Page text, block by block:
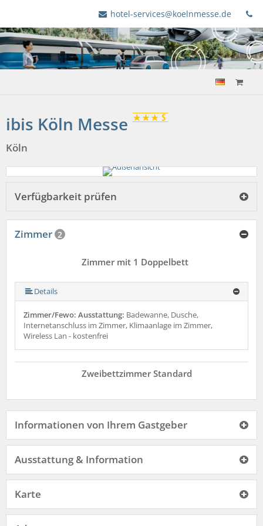
hotel-services@koelnmesse.de
ibis Köln Messe
Köln
Verfügbarkeit prüfen
Zimmer 2
Zimmer mit 1 Doppelbett
Details
Zimmer/Fewo: Ausstattung: Badewanne, Dusche,
Internetanschluss im Zimmer, Klimaanlage im Zimmer,
Wireless Lan - kostenfrei
Zweibettzimmer Standard
Informationen von Ihrem Gastgeber
Ausstattung & Information
Karte